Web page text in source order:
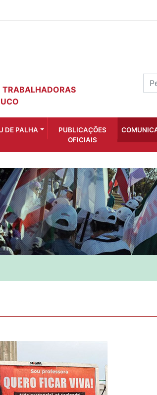
TRABALHADORAS
DE PALHA
PUBLICAÇÕES
OFICIAIS